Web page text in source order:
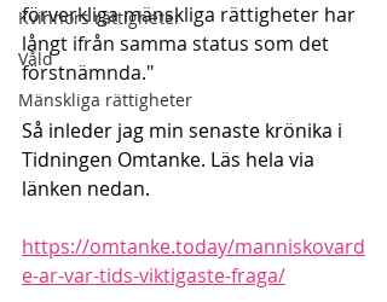
Kvinnors rättigheter
Våld
Mänskliga rättigheter
förverkliga mänskliga rättigheter har
långt ifrån samma status som det
förstnämnda."
Så inleder jag min senaste krönika i
Tidningen Omtanke. Läs hela via
länken nedan.
https://omtanke.today/manniskovard
e-ar-var-tids-viktigaste-fraga/